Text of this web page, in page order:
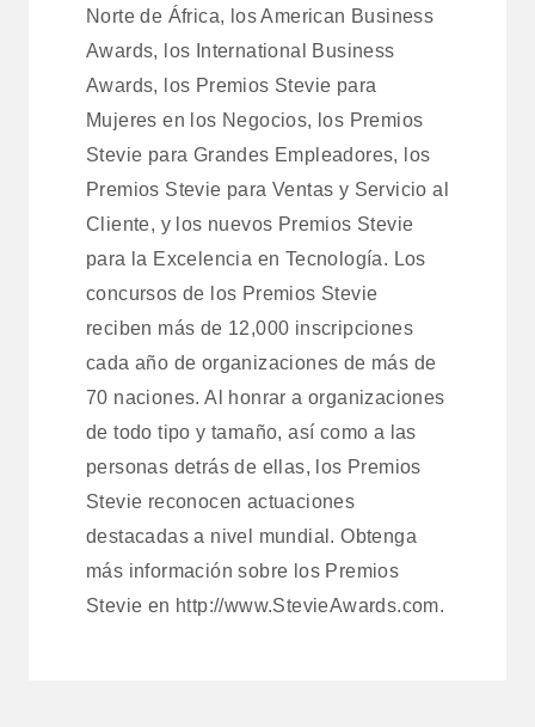
Norte de África, los American Business
Awards, los International Business
Awards, los Premios Stevie para
Mujeres en los Negocios, los Premios
Stevie para Grandes Empleadores, los
Premios Stevie para Ventas y Servicio al
Cliente, y los nuevos Premios Stevie
para la Excelencia en Tecnología. Los
concursos de los Premios Stevie
reciben más de 12,000 inscripciones
cada año de organizaciones de más de
70 naciones. Al honrar a organizaciones
de todo tipo y tamaño, así como a las
personas detrás de ellas, los Premios
Stevie reconocen actuaciones
destacadas a nivel mundial. Obtenga
más información sobre los Premios
Stevie en http://www.StevieAwards.com.